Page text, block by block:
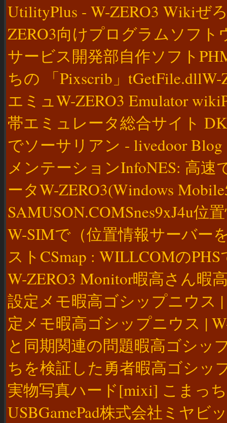
UtilityPlus - W-ZERO3 Wikiぜ
ZERO3向けプログラムソフト
サービス開発部自作ソフト
ちの 「Pixscrib」tGetFile.dllW-
エミュW-ZERO3 Emulator
帯エミュレータ総合サイト
でソーサリアン - livedoor
メンテーションInfoNES: 高
ータW-ZERO3(Windows
SAMUSON.COMSnes9xJ4u位
W-SIMで（位置情報サーバー
ストCSmap : WILLCOMの
W-ZERO3 Monitor暇高さん暇
設定メモ暇高ゴシップニウス |
定メモ暇高ゴシップニウス |
と同期関連の問題暇高ゴシッ
ちを検証した勇者暇高ゴシッ
実物写真ハード[mixi] こまっ
USBGamePad株式会社ミヤビ